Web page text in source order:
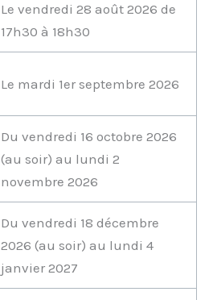
Le vendredi 28 août 2026 de
17h30 à 18h30
Le mardi 1er septembre 2026
Du vendredi 16 octobre 2026
(au soir) au lundi 2
novembre 2026
Du vendredi 18 décembre
2026 (au soir) au lundi 4
janvier 2027